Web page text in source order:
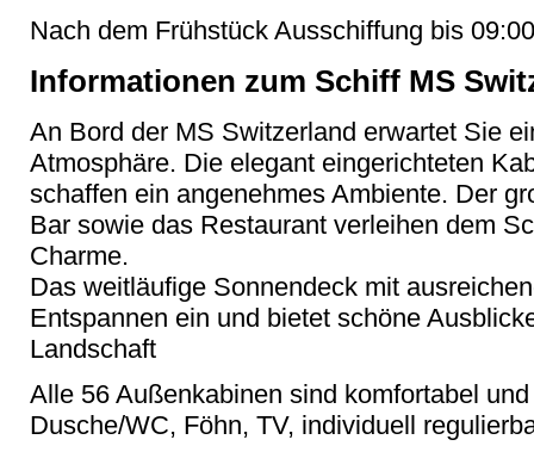
Nach dem Frühstück Ausschiffung bis
Informationen zum Schiff MS
An Bord der MS Switzerland erwartet Sie
Atmosphäre. Die elegant eingerichteten
schaffen ein angenehmes Ambiente. Der
Bar sowie das Restaurant verleihen dem
Charme.
Das weitläufige Sonnendeck mit
Entspannen ein und bietet schöne
Landschaft
Alle 56 Außenkabinen sind komfortabel
Dusche/WC, Föhn, TV, individuell